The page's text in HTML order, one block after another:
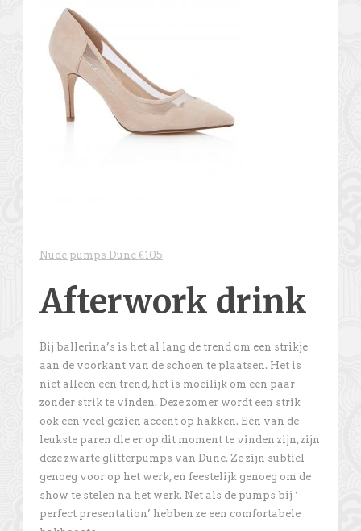
Nude pumps Dune €105
Afterwork drink
Bij ballerina’s is het al lang de trend om een strikje
aan de voorkant van de schoen te plaatsen. Het is
niet alleen een trend, het is moeilijk om een paar
zonder strik te vinden. Deze zomer wordt een strik
ook een veel gezien accent op hakken. Eén van de
leukste paren die er op dit moment te vinden zijn, zijn
deze zwarte glitterpumps van Dune. Ze zijn subtiel
genoeg voor op het werk, en feestelijk genoeg om de
show te stelen na het werk. Net als de pumps bij ‘
perfect presentation’ hebben ze een comfortabele